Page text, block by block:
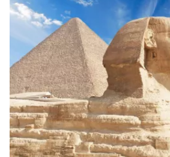
Продължете с